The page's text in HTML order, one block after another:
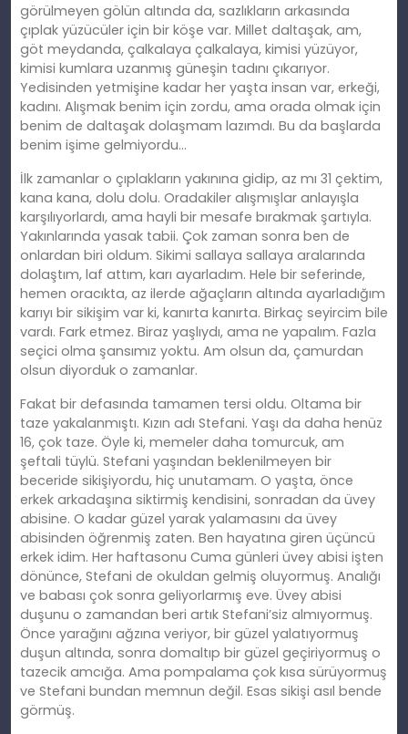
görülmeyen gölün altında da, sazlıkların arkasında
çıplak yüzücüler için bir köşe var. Millet daltaşak, am,
göt meydanda, çalkalaya çalkalaya, kimisi yüzüyor,
kimisi kumlara uzanmış güneşin tadını çıkarıyor.
Yedisinden yetmişine kadar her yaşta insan var, erkeği,
kadını. Alışmak benim için zordu, ama orada olmak için
benim de daltaşak dolaşmam lazımdı. Bu da başlarda
benim işime gelmiyordu…
İlk zamanlar o çıplakların yakınına gidip, az mı 31 çektim,
kana kana, dolu dolu. Oradakiler alışmışlar anlayışla
karşılıyorlardı, ama hayli bir mesafe bırakmak şartıyla.
Yakınlarında yasak tabii. Çok zaman sonra ben de
onlardan biri oldum. Sikimi sallaya sallaya aralarında
dolaştım, laf attım, karı ayarladım. Hele bir seferinde,
hemen oracıkta, az ilerde ağaçların altında ayarladığım
karıyı bir sikişim var ki, kanırta kanırta. Birkaç seyircim bile
vardı. Fark etmez. Biraz yaşlıydı, ama ne yapalım. Fazla
seçici olma şansımız yoktu. Am olsun da, çamurdan
olsun diyorduk o zamanlar.
Fakat bir defasında tamamen tersi oldu. Oltama bir
taze yakalanmıştı. Kızın adı Stefani. Yaşı da daha henüz
16, çok taze. Öyle ki, memeler daha tomurcuk, am
şeftali tüylü. Stefani yaşından beklenilmeyen bir
beceride sikişiyordu, hiç unutamam. O yaşta, önce
erkek arkadaşına siktirmiş kendisini, sonradan da üvey
abisine. O kadar güzel yarak yalamasını da üvey
abisinden öğrenmiş zaten. Ben hayatına giren üçüncü
erkek idim. Her haftasonu Cuma günleri üvey abisi işten
dönünce, Stefani de okuldan gelmiş oluyormuş. Analığı
ve babası çok sonra geliyorlarmış eve. Üvey abisi
duşunu o zamandan beri artık Stefani’siz almıyormuş.
Önce yarağını ağzına veriyor, bir güzel yalatıyormuş
duşun altında, sonra domaltıp bir güzel geçiriyormuş o
tazecik amcığa. Ama pompalama çok kısa sürüyormuş
ve Stefani bundan memnun değil. Esas sikişi asıl bende
görmüş.